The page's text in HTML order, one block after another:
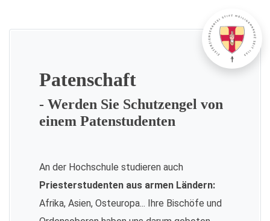
Patenschaft
- Werden Sie Schutzengel von
einem Patenstudenten
An der Hochschule studieren auch
Priesterstudenten aus armen Ländern:
Afrika, Asien, Osteuropa... Ihre Bischöfe und